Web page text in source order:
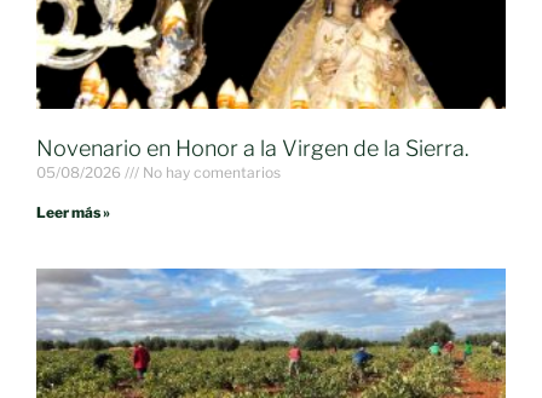
Novenario en Honor a la Virgen de la Sierra.
05/08/2026 No hay comentarios
Leer más »